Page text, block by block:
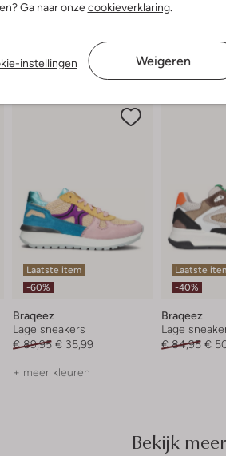
Ga naar onzecookieverklaring.
instellingen Weigeren
Laatste item
-60%
Braqeez
Lage sneakers
€ 89,95 € 35,99
+ meer kleuren
Laatste
-40%
Braqeez
Lage
€ 84,95 €
Bekijk meer